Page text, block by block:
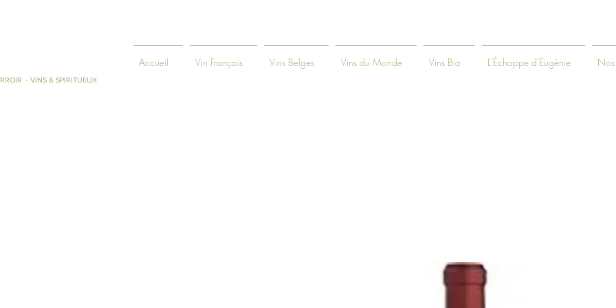
- VINS & SPIRITUEUX
Accueil Vin Français Vins Belges Vins du Monde Vins Bio L'Échoppe d'Eugènie Nos